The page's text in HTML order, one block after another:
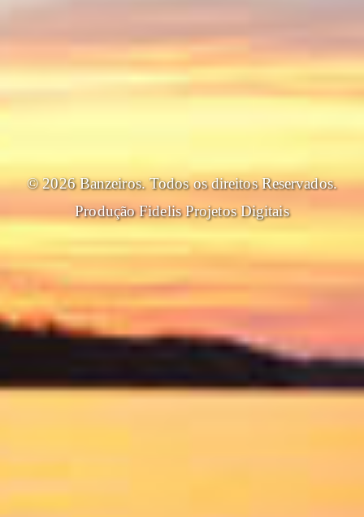
© 2026 Banzeiros. Todos os direitos Reservados.
ProduçãoFidelis Projetos Digitais